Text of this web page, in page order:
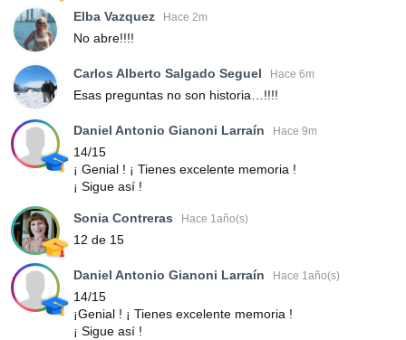
Elba Vazquez Hace 2m
No abre!!!!
Carlos Alberto Salgado Seguel Hace 6m
Esas preguntas no son historia…!!!!
Daniel Antonio Gianoni Larraín Hace 9m
14/15
¡ Genial ! ¡ Tienes excelente memoria !
¡ Sigue así !
Sonia Contreras Hace 1año(s)
12 de 15
Daniel Antonio Gianoni Larraín Hace 1año(s)
14/15
¡Genial ! ¡ Tienes excelente memoria !
¡ Sigue así !